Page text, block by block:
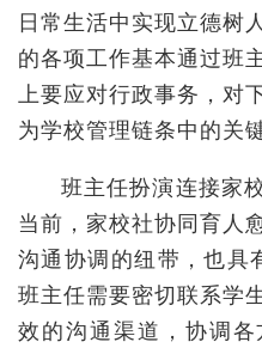
日常生活中实现立德树
的各项工作基本通过班
上要应对行政事务，对
为学校管理链条中的关
班主任扮演连接家
当前，家校社协同育人
沟通协调的纽带，也具
班主任需要密切联系学
效的沟通渠道，协调